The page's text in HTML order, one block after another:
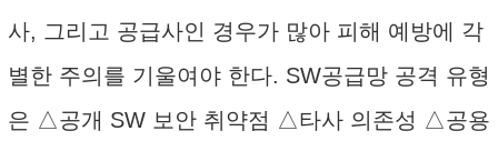
사, 그리고 공급사인 경우가 많아 피해 예방에 각
별한 주의를 기울여야 한다. SW공급망 공격 유형
은 △공개 SW 보안 취약점 △타사 의존성 △공용